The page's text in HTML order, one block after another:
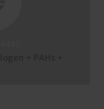
+ PAHs +